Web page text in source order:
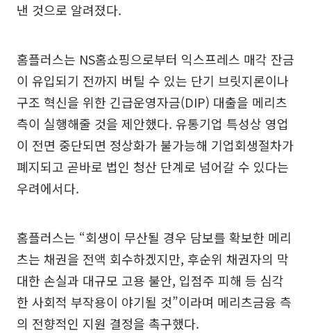
낸 것으로 알려졌다.
홈플러스는 NS홈쇼핑으로부터 익스프레스 매각 잔금
이 유입되기 전까지 버틸 수 있는 단기 브릿지론이나
구조 혁신을 위한 긴급운영자금(DIP) 대출을 메리츠
측이 실행해줄 것을 제안했다. 유통기업 특성상 영업
이 전면 중단되면 정상화가 불가능해 기업회생절차가
폐지되고 곧바로 법인 청산 단계로 넘어갈 수 있다는
우려에서다.
홈플러스는 “회생이 무산될 경우 담보를 확보한 메리
츠는 채권을 전액 회수하겠지만, 후순위 채권자의 막
대한 손실과 대규모 고용 불안, 입점주 피해 등 심각
한 사회적 부작용이 야기될 것”이라며 메리츠금융 측
의 전향적인 지원 결정을 촉구했다.